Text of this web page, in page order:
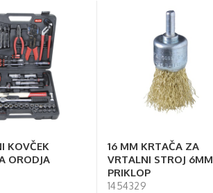
KOVČEK
ORODJA
16 MM KRTAČA ZA
VRTALNI STROJ 6MM
PRIKLOP
1454329